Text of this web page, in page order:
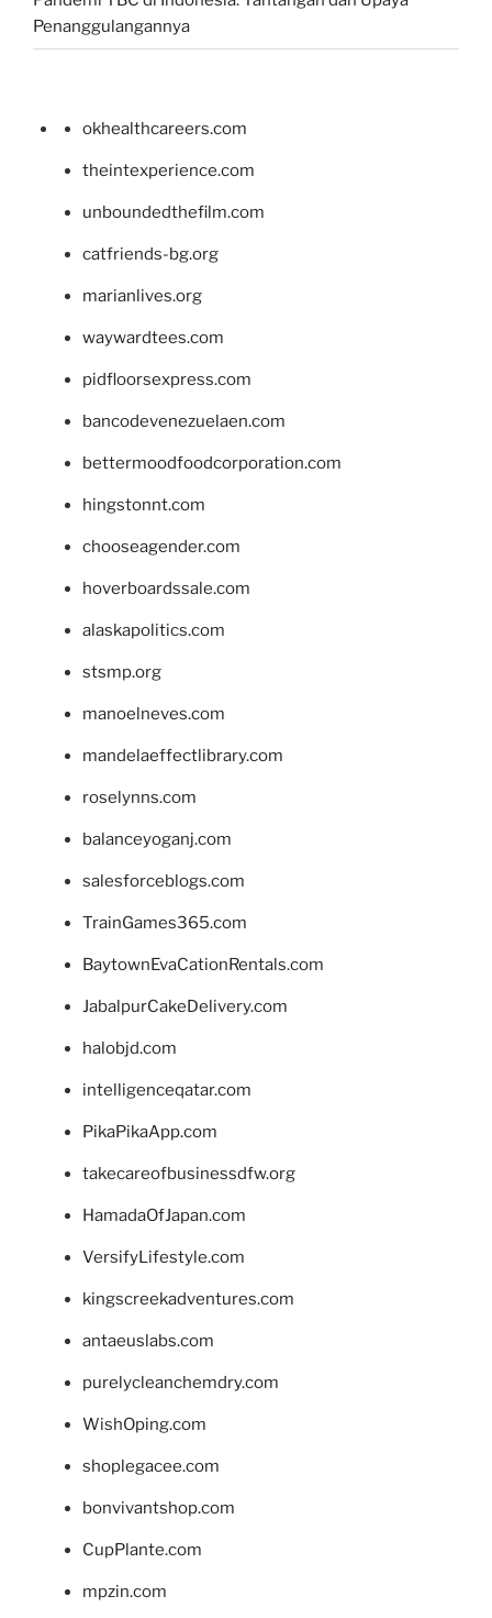
Penanggulangannya
okhealthcareers.com
theintexperience.com
unboundedthefilm.com
catfriends-bg.org
marianlives.org
waywardtees.com
pidfloorsexpress.com
bancodevenezuelaen.com
bettermoodfoodcorporation.com
hingstonnt.com
chooseagender.com
hoverboardssale.com
alaskapolitics.com
stsmp.org
manoelneves.com
mandelaeffectlibrary.com
roselynns.com
balanceyoganj.com
salesforceblogs.com
TrainGames365.com
BaytownEvaCationRentals.com
JabalpurCakeDelivery.com
halobjd.com
intelligenceqatar.com
PikaPikaApp.com
takecareofbusinessdfw.org
HamadaOfJapan.com
VersifyLifestyle.com
kingscreekadventures.com
antaeuslabs.com
purelycleanchemdry.com
WishOping.com
shoplegacee.com
bonvivantshop.com
CupPlante.com
mpzin.com